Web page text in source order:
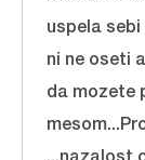
uspela
ni ne oseti
da mozete
...nazalost